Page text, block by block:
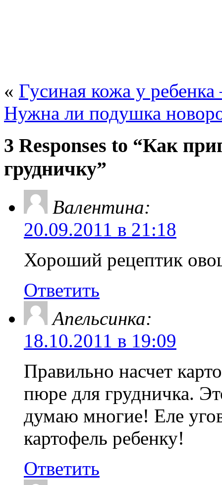
« Гусиная кожа у
Нужна ли подушка
3 Responses to “Как
грудничку”
Валентина:
20.09.2011 в 21:18
Хороший рецептик
Ответить
Апельсинка:
18.10.2011 в 19:09
Правильно насчет
пюре для грудничка.
думаю многие! Еле
картофель ребенку!
Ответить